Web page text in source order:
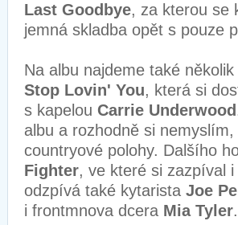
Last Goodbye, za kterou se
jemná skladba opět s pouze
Na albu najdeme také
Stop Lovin' You, která si
s kapelou Carrie Underwood
albu a rozhodně si
countryové polohy. Dalšího
Fighter, ve které si zazpíval i
odzpívá také kytarista Joe
i frontmnova dcera Mia Tyler.